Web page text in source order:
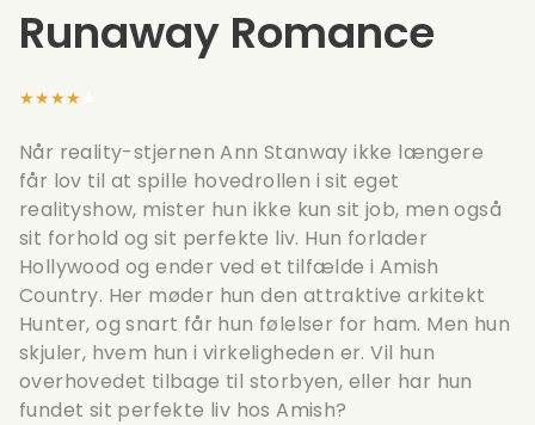
Runaway Romance
★★★★★
Når reality-stjernen Ann Stanway ikke længere
får lov til at spille hovedrollen i sit eget
realityshow, mister hun ikke kun sit job, men også
sit forhold og sit perfekte liv. Hun forlader
Hollywood og ender ved et tilfælde i Amish
Country. Her møder hun den attraktive arkitekt
Hunter, og snart får hun følelser for ham. Men hun
skjuler, hvem hun i virkeligheden er. Vil hun
overhovedet tilbage til storbyen, eller har hun
fundet sit perfekte liv hos Amish?